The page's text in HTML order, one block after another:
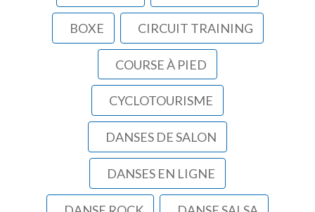
BOXE CIRCUIT TRAINING
COURSE À PIED
CYCLOTOURISME
DANSES DE SALON
DANSES EN LIGNE